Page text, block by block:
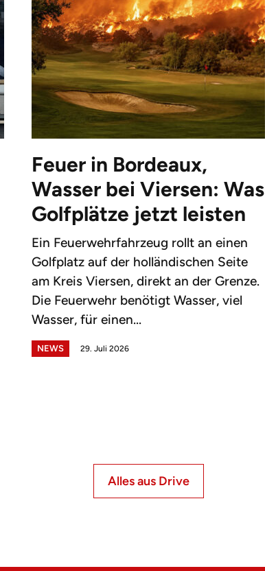
Feuer in Bordeaux,
Wasser bei Viersen: Was
Golfplätze jetzt leisten
Ein Feuerwehrfahrzeug rollt an einen
Golfplatz auf der holländischen Seite
am Kreis Viersen, direkt an der Grenze.
Die Feuerwehr benötigt Wasser, viel
Wasser, für einen...
NEWS 29. Juli 2026
Alles aus Drive